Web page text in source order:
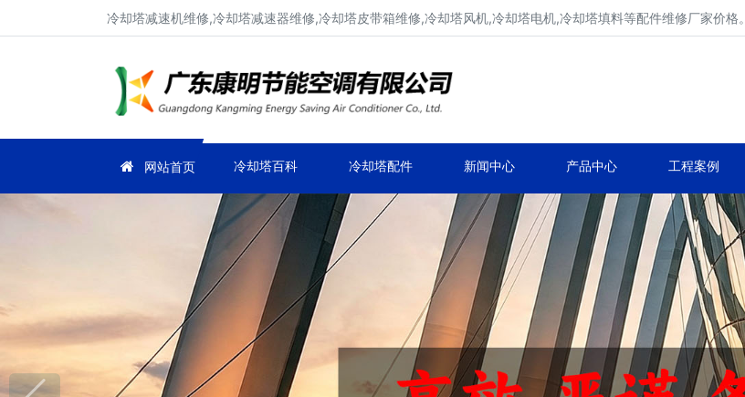
冷却塔减速机维修,冷却塔减速器维修,冷却塔皮带箱维修,冷却塔风机,冷却塔电机,冷却塔填料等配件维修厂家价格。
网站首页 冷却塔百科 冷却塔配件 新闻中心 产品中心 工程案例